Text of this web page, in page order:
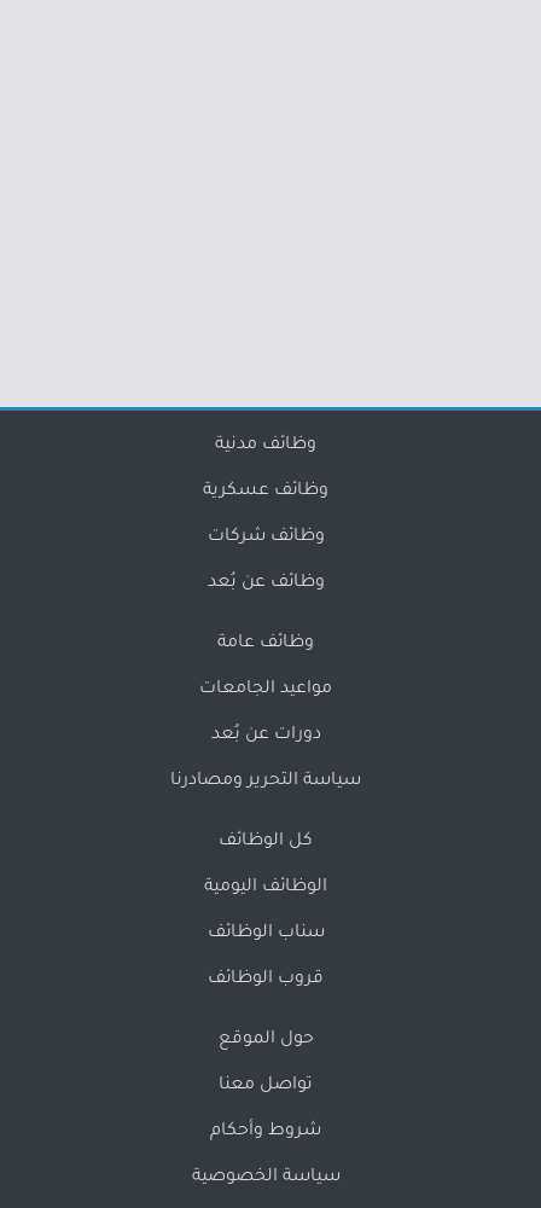
وظائف مدنية
وظائف عسكرية
وظائف شركات
وظائف عن بُعد
وظائف عامة
مواعيد الجامعات
دورات عن بُعد
سياسة التحرير ومصادرنا
كل الوظائف
الوظائف اليومية
سناب الوظائف
قروب الوظائف
حول الموقع
تواصل معنا
شروط وأحكام
سياسة الخصوصية